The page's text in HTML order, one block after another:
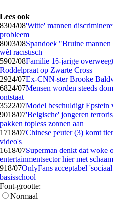
Lees ook
8304/08'Witte' mannen
probleem
8003/08Spandoek "Bruine
wèl racistisch
5902/08Familie 16-jarige
Roddelpraat op Zwarte Cross
2924/07Ex-CNN-ster Brooke
6824/07Mensen worden steeds
ontstaat
3522/07Model beschuldigt Epstein
9018/07'Belgische' jongeren
pakken topless zonnen aan
1718/07Chinese peuter (3) komt
video's
1618/07Superman denkt dat woke
entertainmentsector hier met
918/07OnlyFans acceptabel
basisschool
Font-grootte:
Normaal